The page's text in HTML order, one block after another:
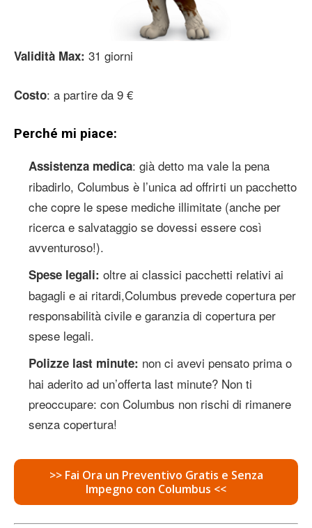
Validità Max: 31 giorni
Costo: a partire da 9 €
Perché mi piace:
Assistenza medica: già detto ma vale la pena
ribadirlo, Columbus è l’unica ad offrirti un pacchetto
che copre le spese mediche illimitate (anche per
ricerca e salvataggio se dovessi essere così
avventuroso!).
Spese legali: oltre ai classici pacchetti relativi ai
bagagli e ai ritardi,Columbus prevede copertura per
responsabilità civile e garanzia di copertura per
spese legali.
Polizze last minute: non ci avevi pensato prima o
hai aderito ad un’offerta last minute? Non ti
preoccupare: con Columbus non rischi di rimanere
senza copertura!
>> Fai Ora un Preventivo Gratis e Senza
Impegno con Columbus <<